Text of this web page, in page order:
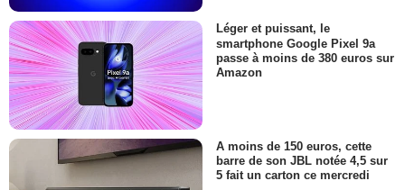
Léger et puissant, le
smartphone Google Pixel 9a
passe à moins de 380 euros sur
Amazon
A moins de 150 euros, cette
barre de son JBL notée 4,5 sur
5 fait un carton ce mercredi